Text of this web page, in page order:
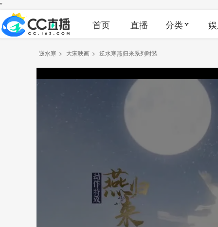
"
首页 直播 分类
逆水寒 > 大宋映画 > 逆水寒燕归来系列时装